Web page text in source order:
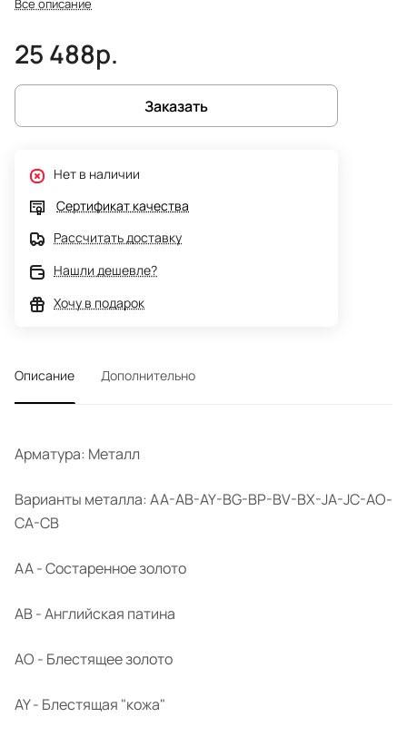
Все описание
25 488р.
Заказать
Нет в наличии
Сертификат качества
Рассчитать доставку
Нашли дешевле?
Хочу в подарок
Описание Дополнительно
Арматура: Металл
Варианты металла: AA-AB-AY-BG-BP-BV-BX-JA-JC-AO-
CA-CB
AA - Состаренное золото
AB - Английская патина
AO - Блестящее золото
AY - Блестящая "кожа"